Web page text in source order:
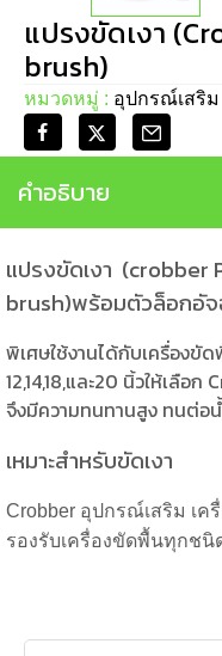
แปรงขัดเงา
brush)
หมวดหมู่ : อุปกรณ์เสริม
คำอธิบาย
แปรงขัดเงา (crobber
brush)พร้อมตัวล็อกอั
พิเศษใช้งานได้กับเครื่องขั
12,14,18,และ20 นิ้วให้เลือ
จึงมีความทนทานสูง ทนต่อ
เหมาะสำหรับขัดเงา
Crobber อุปกรณ์เสริม เค
รองรับเครื่องขัดพื้นทุกชนิ